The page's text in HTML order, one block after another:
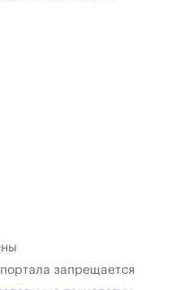
запрещается